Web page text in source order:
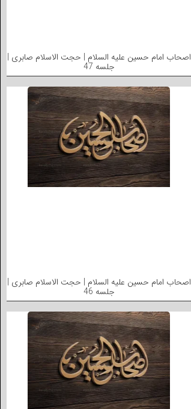
اصحاب امام حسین علیه السلام | حجت الاسلام صابری |
جلسه 47
اصحاب امام حسین علیه السلام | حجت الاسلام صابری |
جلسه 46